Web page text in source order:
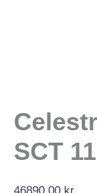
SCT 11
46890,00 kr